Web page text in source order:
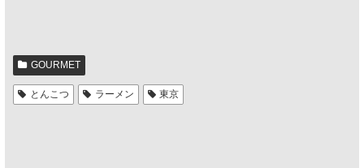
GOURMET
とんこつ ラーメン 東京